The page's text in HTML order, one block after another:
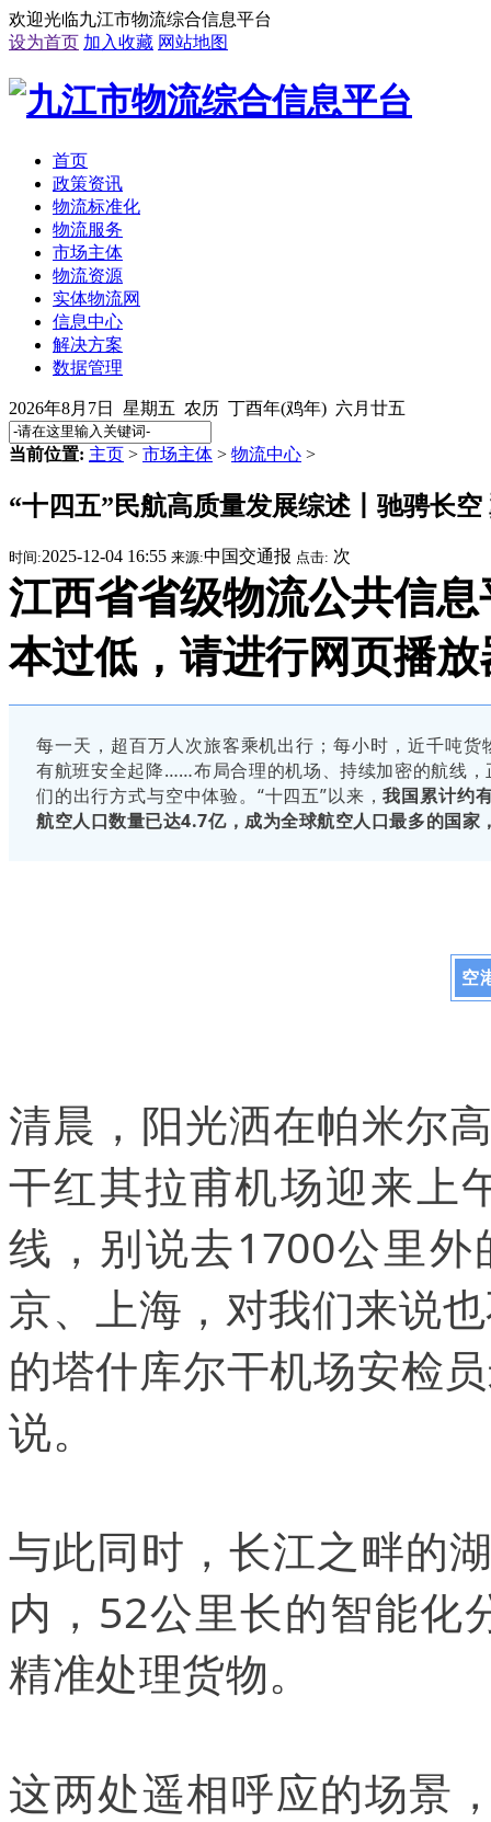
欢迎光临九江市物流综合信息平台
设为首页 加入收藏 网站地图
首页
政策资讯
物流标准化
物流服务
市场主体
物流资源
实体物流网
信息中心
解决方案
数据管理
2026年8月7日 星期五 农历 丁酉年(鸡年) 六月廿五
当前位置: 主页 > 市场主体 > 物流中心 >
“十四五”民航高质量发展综述丨驰骋长空
时间:2025-12-04 16:55 来源:中国交通报 点击: 次
江西省省级物流公共信
本过低，请进行网页播
每一天，超百万人次旅客乘机出行；每小时，近千吨
有航班安全起降……布局合理的机场、持续加密的航线
们的出行方式与空中体验。“十四五”以来，我国累计约
航空人口数量已达4.7亿， 成为全球航空人口最多的国家
空
清晨，阳光洒在帕米尔
干红其拉甫机场迎来上
线，别说去1700公里
京、上海，对我们来说
的塔什库尔干机场安检
说。
与此同时，长江之畔的
内，52公里长的智能化
精准处理货物。
这两处遥相呼应的场景